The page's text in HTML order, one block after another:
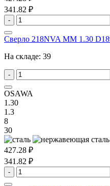
341.82 ₽
-
Сверло 218NVA MM 1.30
На складе: 39
-
OSAWA
1.30
1.3
8
30
427.28 ₽
341.82 ₽
-